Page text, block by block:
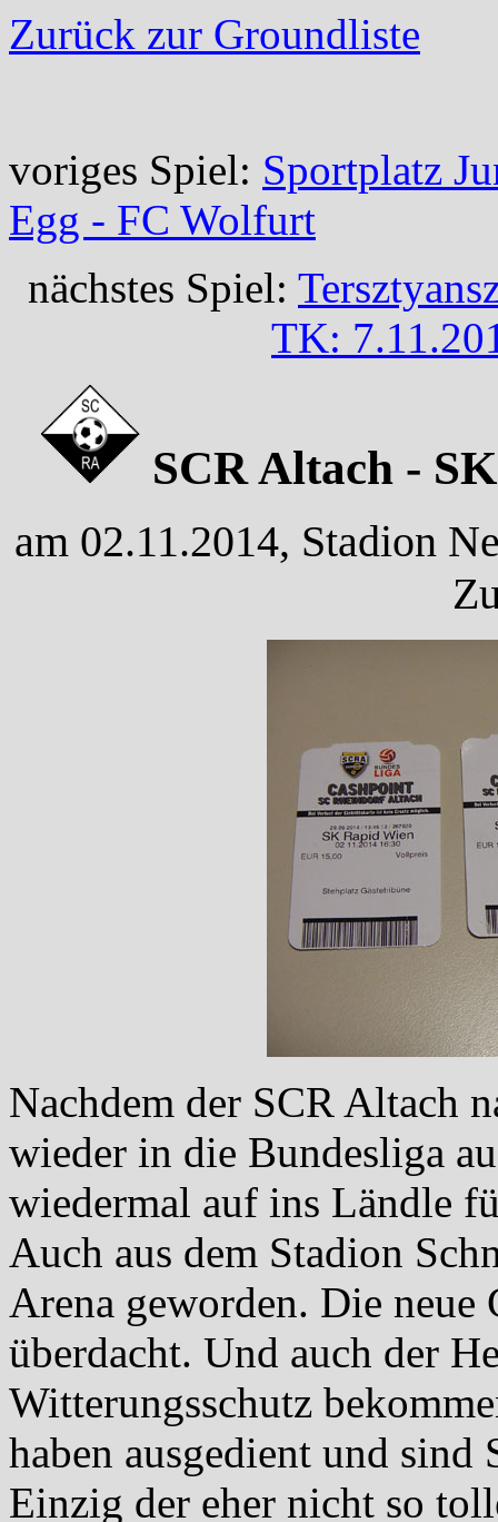
Zurück zur Groundliste
voriges Spiel: Sportplatz
Egg - FC Wolfurt
nächstes Spiel:
TK:
SCR Altach -
am 02.11.2014, Stadion
Nachdem der SCR Altach
wieder in die Bundesliga
wiedermal auf ins Ländle
Auch aus dem Stadion
Arena geworden. Die
überdacht. Und auch der
Witterungsschutz
haben ausgedient und
Einzig der eher nicht so